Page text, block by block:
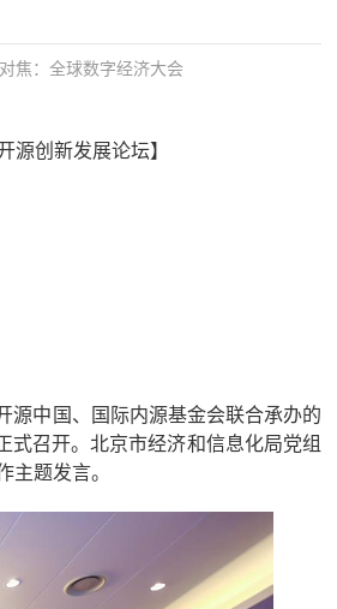
焦： 全球数字经济大会
源创新发展论坛】
源中国、国际内源基金会联合承办的
召开。北京市经济和信息化局党组
主题发言。